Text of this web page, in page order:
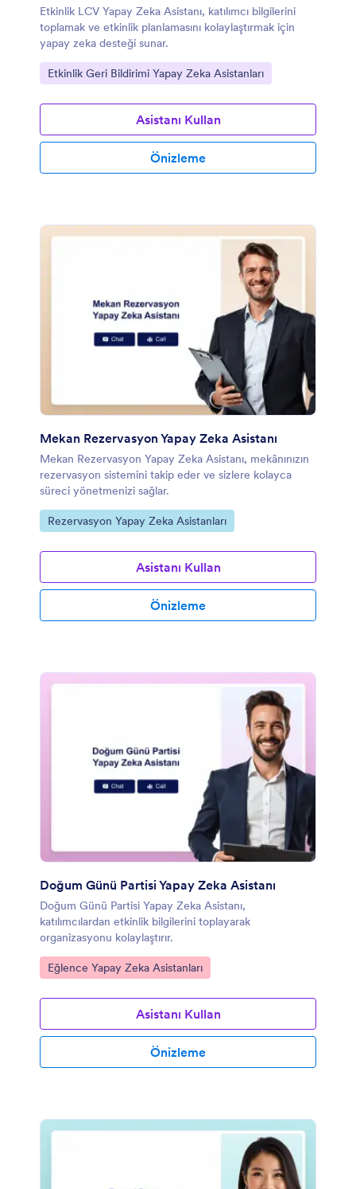
Etkinlik LCV Yapay Zeka Asistanı, katılımcı bilgilerini
toplamak ve etkinlik planlamasını kolaylaştırmak için
yapay zeka desteği sunar.
Kategoriye git:
Etkinlik Geri Bildirimi Yapay Zeka Asistanları
Asistanı Kullan
Önizleme
Mekan Rezervasyon Yapay Zeka Asistanı
Mekan Rezervasyon Yapay Zeka Asistanı, mekânınızın
rezervasyon sistemini takip eder ve sizlere kolayca
süreci yönetmenizi sağlar.
Kategoriye git:
Rezervasyon Yapay Zeka Asistanları
Asistanı Kullan
Önizleme
Doğum Günü Partisi Yapay Zeka Asistanı
Doğum Günü Partisi Yapay Zeka Asistanı,
katılımcılardan etkinlik bilgilerini toplayarak
organizasyonu kolaylaştırır.
Kategoriye git:
Eğlence Yapay Zeka Asistanları
Asistanı Kullan
Önizleme